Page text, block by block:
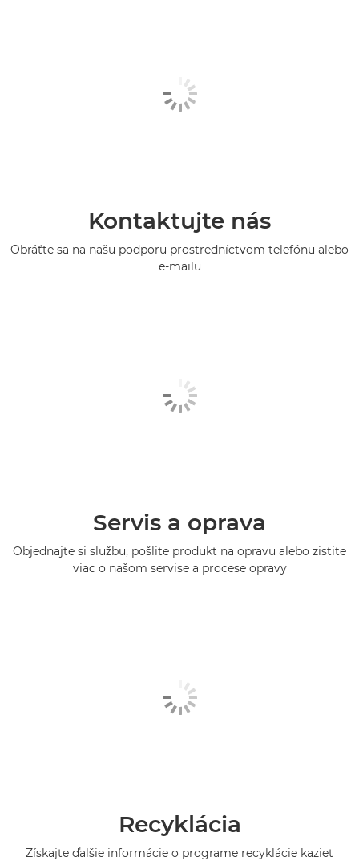
Kontaktujte nás
Obráťte sa na našu podporu prostredníctvom telefónu alebo
e-mailu
Servis a oprava
Objednajte si službu, pošlite produkt na opravu alebo zistite
viac o našom servise a procese opravy
Recyklácia
Získajte ďalšie informácie o programe recyklácie kaziet